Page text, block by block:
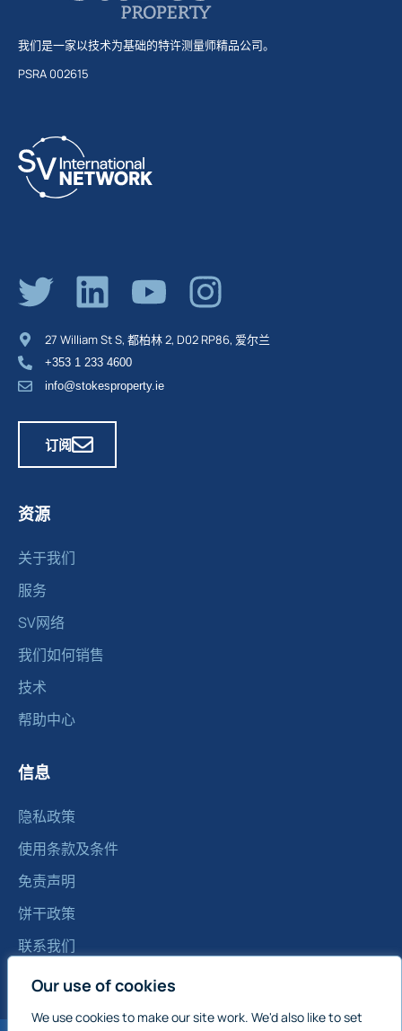
Our use of cookies
We use cookies to make our site work. We'd also like to set
我们是一家以技术为基础的特许测量师精品公司。
PSRA 002615
资源
关于我们
服务
SV网络
我们如何销售
技术
帮助中心
信息
隐私政策
使用条款及条件
免责声明
饼干政策
联系我们
27 William St S, 都柏林 2, D02 RP86, 爱尔兰
+353 1 233 4600
info@stokesproperty.ie
订阅